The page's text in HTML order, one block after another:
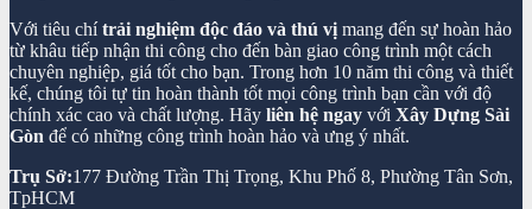
Với tiêu chítrải nghiệm độc đáo và thú vị mang đến sự hoàn hảo
từ khâu tiếp nhận thi công cho đến bàn giao công trình một cách
chuyên nghiệp, giá tốt cho bạn. Trong hơn 10 năm thi công và thiết
kế, chúng tôi tự tin hoàn thành tốt mọi công trình bạn cần với độ
chính xác cao và chất lượng. Hãy liên hệ ngay với Xây Dựng Sài
Gòn để có những công trình hoàn hảo và ưng ý nhất.
Trụ Sở:177 Đường Trần Thị Trọng, Khu Phố 8, Phường Tân Sơn,
TpHCM